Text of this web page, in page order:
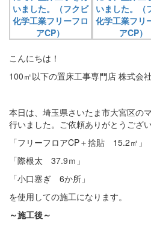
こんにちは！
100㎡以下の置床工事専門店 株式会
本日は、埼玉県さいたま市大宮区の
行いました。ご依頼ありがとうござ
「フリーフロアCP＋捨貼 15.2㎡」
「際根太 37.9ｍ」
「小口塞ぎ 6か所」
を使用しての施工になります。
～施工後～